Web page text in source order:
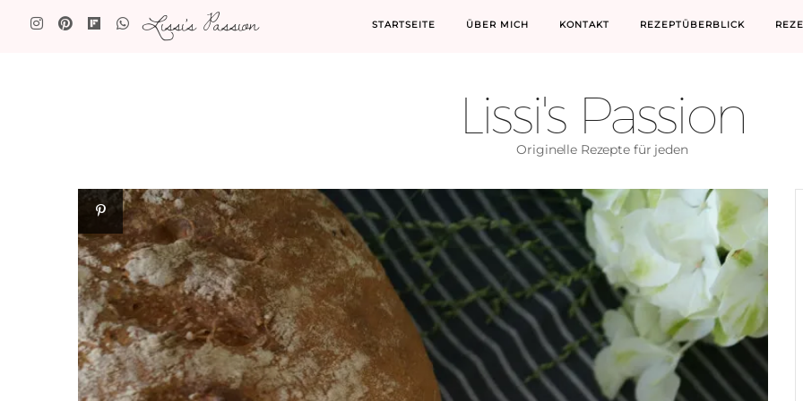
Lissi's Passion STARTSEITE ÜBER MICH KONTAKT REZEPTÜBERBLICK
Lissi's Passion
Originelle Rezepte für jeden